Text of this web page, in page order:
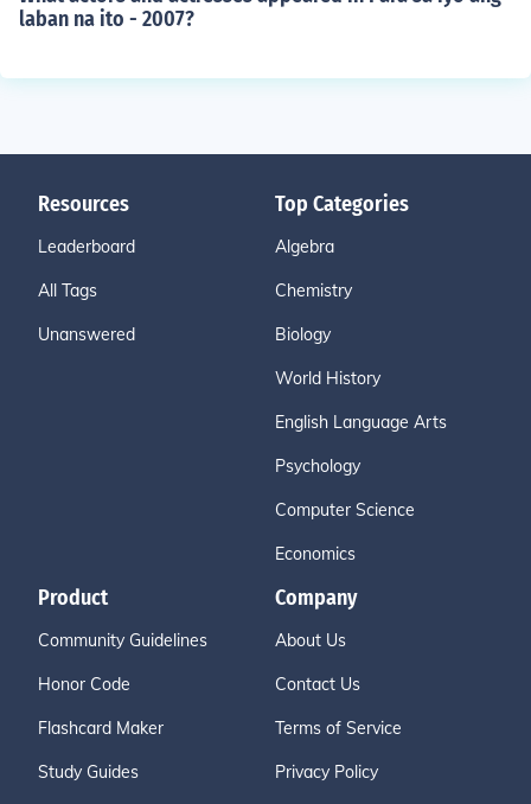
laban na ito - 2007?
Resources
Leaderboard
All Tags
Unanswered
Top Categories
Algebra
Chemistry
Biology
World History
English Language Arts
Psychology
Computer Science
Economics
Product
Community Guidelines
Honor Code
Flashcard Maker
Study Guides
Company
About Us
Contact Us
Terms of Service
Privacy Policy